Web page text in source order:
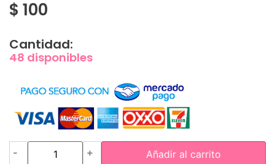
$ 100
Cantidad:
48 disponibles
- + Añadir al carrito